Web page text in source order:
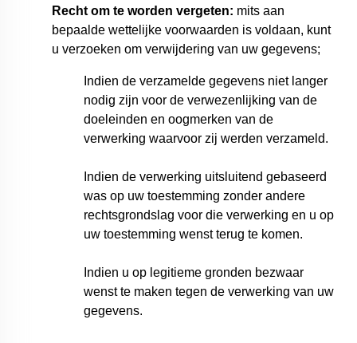
Recht om te worden vergeten: mits aan
bepaalde wettelijke voorwaarden is voldaan, kunt
u verzoeken om verwijdering van uw gegevens;
Indien de verzamelde gegevens niet langer
nodig zijn voor de verwezenlijking van de
doeleinden en oogmerken van de
verwerking waarvoor zij werden verzameld.
Indien de verwerking uitsluitend gebaseerd
was op uw toestemming zonder andere
rechtsgrondslag voor die verwerking en u op
uw toestemming wenst terug te komen.
Indien u op legitieme gronden bezwaar
wenst te maken tegen de verwerking van uw
gegevens.